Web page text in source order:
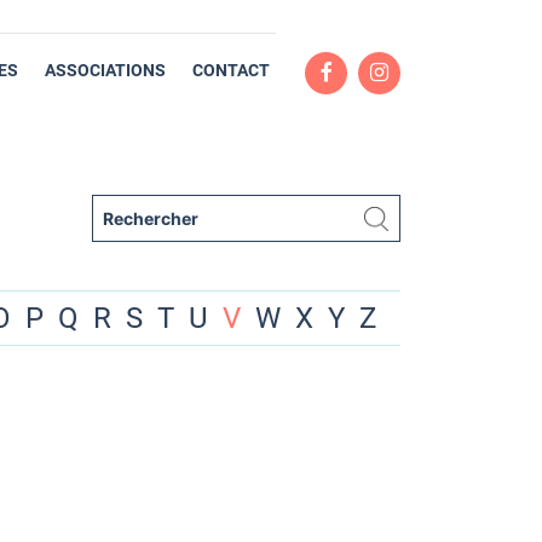
ASSOCIATIONS CONTACT
P Q R S T U V W X Y Z